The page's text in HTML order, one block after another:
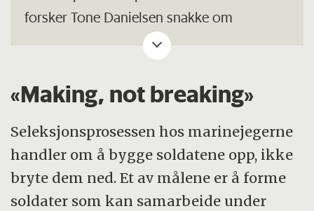
forsker Tone Danielsen snakke om
lagspillet blant marinejegere.
«Making, not breaking»
Seleksjonsprosessen hos marinejegerne
handler om å bygge soldatene opp, ikke
bryte dem ned. Et av målene er å forme
soldater som kan samarbeide under